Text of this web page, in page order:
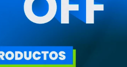
Botella de mezclador